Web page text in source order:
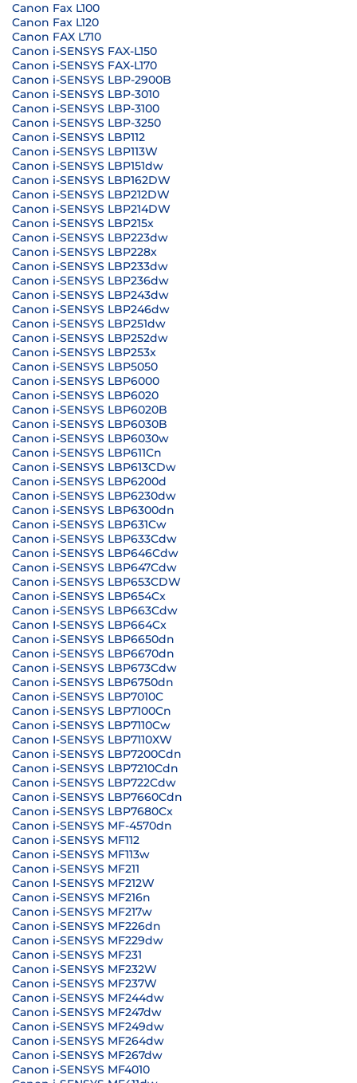
Canon Fax L100
Canon Fax L120
Canon FAX L710
Canon i-SENSYS FAX-L150
Canon i-SENSYS FAX-L170
Canon i-SENSYS LBP-2900B
Canon i-SENSYS LBP-3010
Canon i-SENSYS LBP-3100
Canon i-SENSYS LBP-3250
Canon i-SENSYS LBP112
Canon i-SENSYS LBP113W
Canon i-SENSYS LBP151dw
Canon i-SENSYS LBP162DW
Canon i-SENSYS LBP212DW
Canon i-SENSYS LBP214DW
Canon i-SENSYS LBP215x
Canon i-SENSYS LBP223dw
Canon i-SENSYS LBP228x
Canon i-SENSYS LBP233dw
Canon i-SENSYS LBP236dw
Canon i-SENSYS LBP243dw
Canon i-SENSYS LBP246dw
Canon i-SENSYS LBP251dw
Canon i-SENSYS LBP252dw
Canon i-SENSYS LBP253x
Canon i-SENSYS LBP5050
Canon i-SENSYS LBP6000
Canon i-SENSYS LBP6020
Canon i-SENSYS LBP6020B
Canon i-SENSYS LBP6030B
Canon i-SENSYS LBP6030w
Canon i-SENSYS LBP611Cn
Canon i-SENSYS LBP613CDw
Canon i-SENSYS LBP6200d
Canon i-SENSYS LBP6230dw
Canon i-SENSYS LBP6300dn
Canon i-SENSYS LBP631Cw
Canon i-SENSYS LBP633Cdw
Canon i-SENSYS LBP646Cdw
Canon i-SENSYS LBP647Cdw
Canon i-SENSYS LBP653CDW
Canon i-SENSYS LBP654Cx
Canon i-SENSYS LBP663Cdw
Canon I-SENSYS LBP664Cx
Canon i-SENSYS LBP6650dn
Canon i-SENSYS LBP6670dn
Canon i-SENSYS LBP673Cdw
Canon i-SENSYS LBP6750dn
Canon i-SENSYS LBP7010C
Canon i-SENSYS LBP7100Cn
Canon i-SENSYS LBP7110Cw
Canon I-SENSYS LBP7110XW
Canon i-SENSYS LBP7200Cdn
Canon i-SENSYS LBP7210Cdn
Canon i-SENSYS LBP722Cdw
Canon i-SENSYS LBP7660Cdn
Canon i-SENSYS LBP7680Cx
Canon i-SENSYS MF-4570dn
Canon i-SENSYS MF112
Canon i-SENSYS MF113w
Canon i-SENSYS MF211
Canon I-SENSYS MF212W
Canon i-SENSYS MF216n
Canon i-SENSYS MF217w
Canon i-SENSYS MF226dn
Canon i-SENSYS MF229dw
Canon i-SENSYS MF231
Canon i-SENSYS MF232W
Canon i-SENSYS MF237W
Canon i-SENSYS MF244dw
Canon i-SENSYS MF247dw
Canon i-SENSYS MF249dw
Canon i-SENSYS MF264dw
Canon i-SENSYS MF267dw
Canon i-SENSYS MF4010